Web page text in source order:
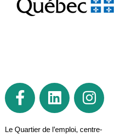
Le Quartier de l’emploi, centre-